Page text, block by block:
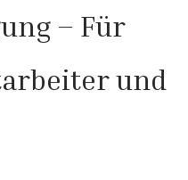
– Für
und